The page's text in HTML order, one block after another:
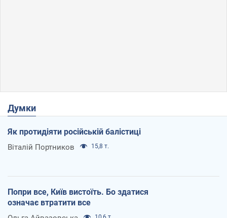
Думки
Як протидіяти російській балістиці
Віталій Портников 15,8 т.
Попри все, Київ вистоїть. Бо здатися
означає втратити все